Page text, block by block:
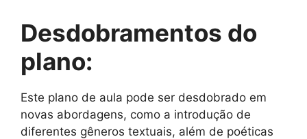
Desdobramentos do
plano:
Este plano de aula pode ser desdobrado em
novas abordagens, como a introdução de
diferentes gêneros textuais, além de poéticas